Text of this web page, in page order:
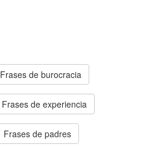
Frases de burocracia
Frases de experiencia
Frases de padres